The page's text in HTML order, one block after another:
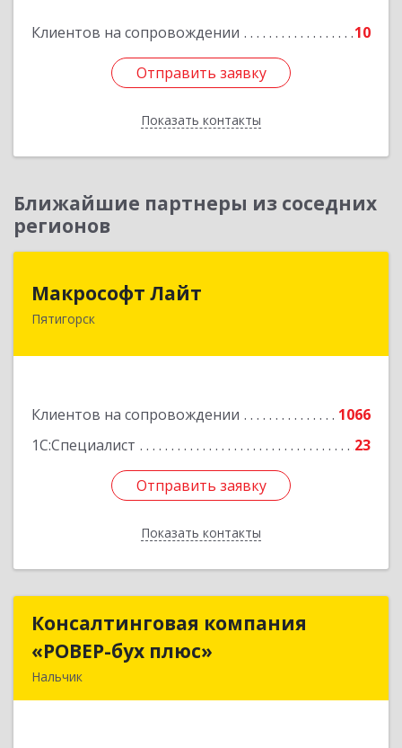
Клиентов на сопровождении 10
Отправить заявку
Показать контакты
Отправить заявку
Назад
Ближайшие партнеры из соседних
регионов
Макрософт Лайт
Пятигорск
Клиентов на сопровождении
1066
1С:Специалист
23
Отправить заявку
Показать контакты
357501, Ставропольский край, Пятигорск г,
Отправить заявку
Назад
Консалтинговая компания
«РОВЕР-бух плюс»
Нальчик
Консалтинговая компания
«РОВЕР-бух плюс»